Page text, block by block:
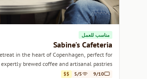
مناسب للعمل
Sabine's Cafeteria
in the heart of Copenhagen, perfect for
brewed coffee and artisanal pastries.
9/10
5/5
$$